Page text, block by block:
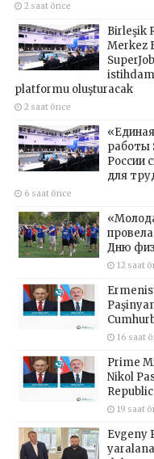
2 saat önce
Birleşik
Merkez
platformu oluşturacak
2 saat önce
работы
России
для
6 saat önce
Дню
12 saat
16 saat
Prime
Nikol
19 saat
Evgeny